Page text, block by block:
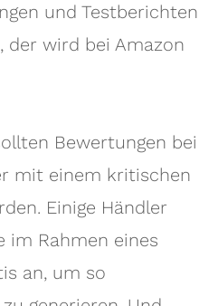
und Testberichten
der wird bei Amazon
Bewertungen bei
mit einem kritischen
Einige Händler
im Rahmen eines
an, um so